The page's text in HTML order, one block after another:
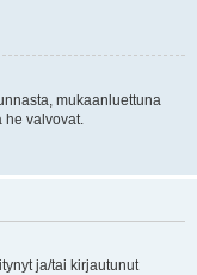
mukaanluettuna
he valvovat.
ja/tai kirjautunut